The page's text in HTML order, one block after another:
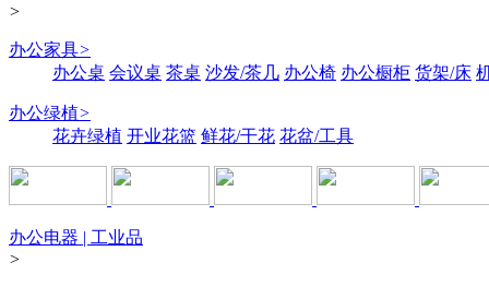
>
办公家具>
办公桌 会议桌 茶桌 沙发/茶几 办公椅 办公橱柜 货架/床
办公绿植>
花卉绿植 开业花篮 鲜花/干花 花盆/工具
办公电器 | 工业品
>